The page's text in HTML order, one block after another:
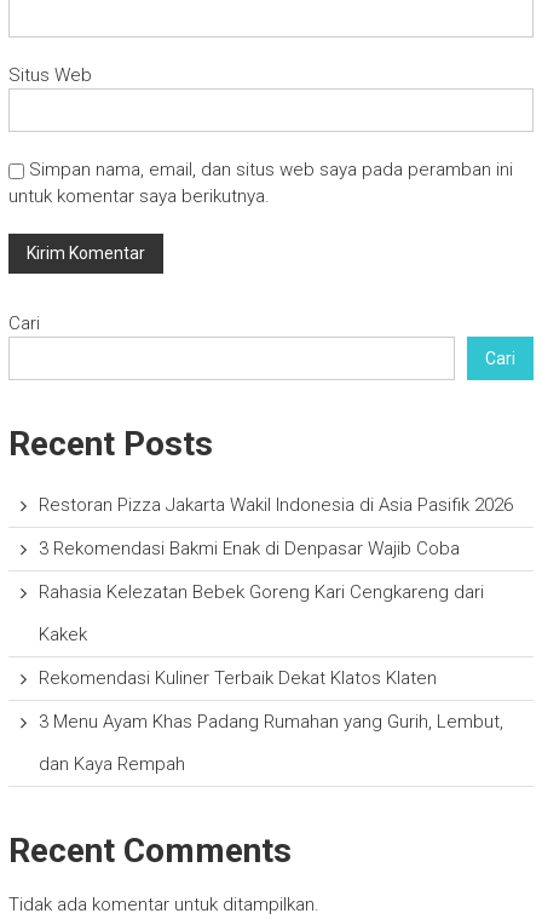
Situs Web
Simpan nama, email, dan situs web saya pada peramban ini
untuk komentar saya berikutnya.
Cari
Cari
Recent Posts
Restoran Pizza Jakarta Wakil Indonesia di Asia Pasifik 2026
3 Rekomendasi Bakmi Enak di Denpasar Wajib Coba
Rahasia Kelezatan Bebek Goreng Kari Cengkareng dari
Kakek
Rekomendasi Kuliner Terbaik Dekat Klatos Klaten
3 Menu Ayam Khas Padang Rumahan yang Gurih, Lembut,
dan Kaya Rempah
Recent Comments
Tidak ada komentar untuk ditampilkan.